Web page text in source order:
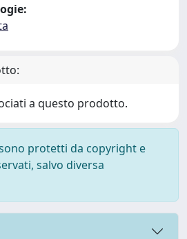
a questo prodotto.
protetti da copyright e
salvo diversa